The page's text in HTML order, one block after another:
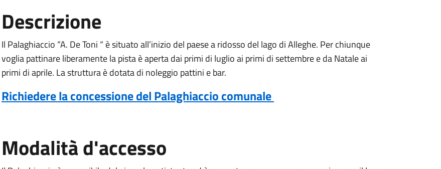
Descrizione
Il Palaghiaccio “A. De Toni “ è situato all’inizio del paese a ridosso del lago di Alleghe. Per chiunque
voglia pattinare liberamente la pista è aperta dai primi di luglio ai primi di settembre e da Natale ai
primi di aprile. La struttura è dotata di noleggio pattini e bar.
Richiedere la concessione del Palaghiaccio comunale
Modalità d'accesso